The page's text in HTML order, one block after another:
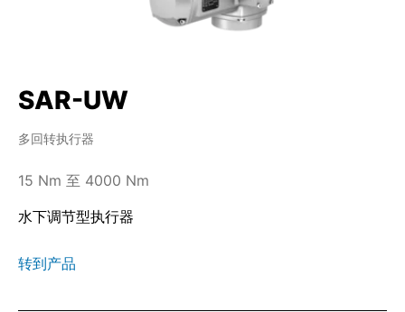
SAR-UW
多回转执行器
15 Nm 至 4000 Nm
水下调节型执行器
转到产品